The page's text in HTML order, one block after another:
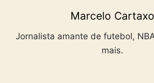
Marcelo Cartaxo
Jornalista amante de futebol,
mais.